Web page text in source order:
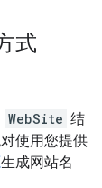
式
WebSite 结
使用您提供
生成网站名